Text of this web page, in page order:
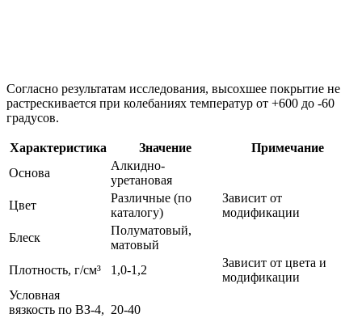
Согласно результатам исследования, высохшее покрытие не
растрескивается при колебаниях температур от +600 до -60
градусов.
Характеристика Значение
Примечание
Основа
Алкидно-
уретановая
Цвет
Различные (по
каталогу)
Зависит от
модификации
Блеск
Полуматовый,
матовый
Плотность, г/см³
1,0-1,2
Зависит от цвета и
модификации
Условная
вязкость по ВЗ-4, 20-40